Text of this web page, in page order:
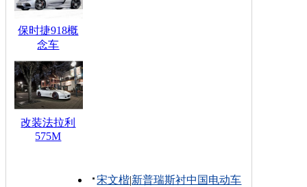
保时捷918概
念车
改装法拉利
575M
宋文楷|新普瑞斯衬中国电动车